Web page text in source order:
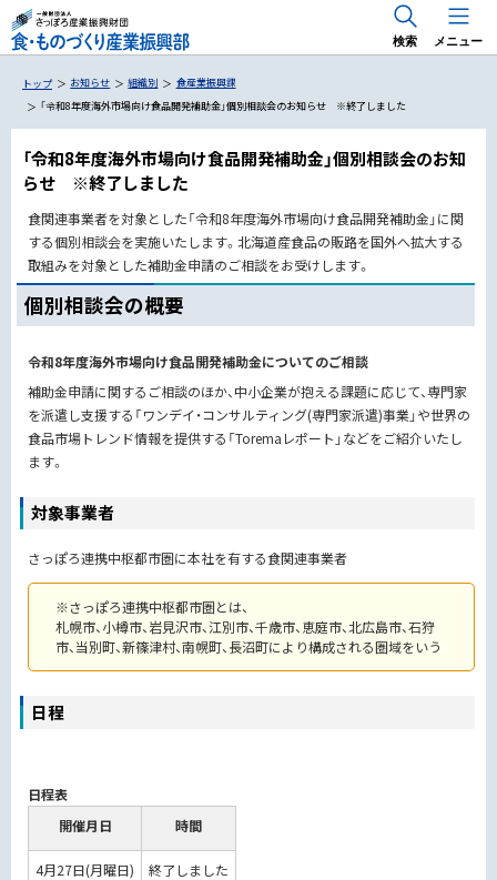
メニュー
国内 出展支援・商談会
海外 出展支援・商談会
RE 北 RE HOKKAIDO FOODS
食のトレンドマーケティング「Trema」
専門家派遣事業
海外展開のためのお役立ち情報
専門家派遣・アドバイザー派遣
検索
トップ お知らせ 組織別
食産業振興課
「令和8年度海外市場向け食品開発補助金」個別相談会のお知らせ ※終了しました
「令和8年度海外市場向け食品開発補助金」個別相談会のお知
らせ ※終了しました
食関連事業者を対象とした「令和8年度海外市場向け食品開発補助金」に関
する個別相談会を実施いたします。北海道産食品の販路を国外へ拡大する
取組みを対象とした補助金申請のご相談をお受けします。
個別相談会の概要
令和8年度海外市場向け食品開発補助金についてのご相談
補助金申請に関するご相談のほか、中小企業が抱える課題に応じて、専門家
を派遣し支援する「ワンデイ・コンサルティング(専門家派遣)事業」や世界の
食品市場トレンド情報を提供する「Toremaレポート」などをご紹介いたし
ます。
対象事業者
さっぽろ連携中枢都市圏に本社を有する食関連事業者
※さっぽろ連携中枢都市圏とは、
札幌市、小樽市、岩見沢市、江別市、千歳市、恵庭市、北広島市、石狩
市、当別町、新篠津村、南幌町、長沼町により構成される圏域をいう
日程
日程表
開催月日
時間
4月27日(月曜日) 終了しました